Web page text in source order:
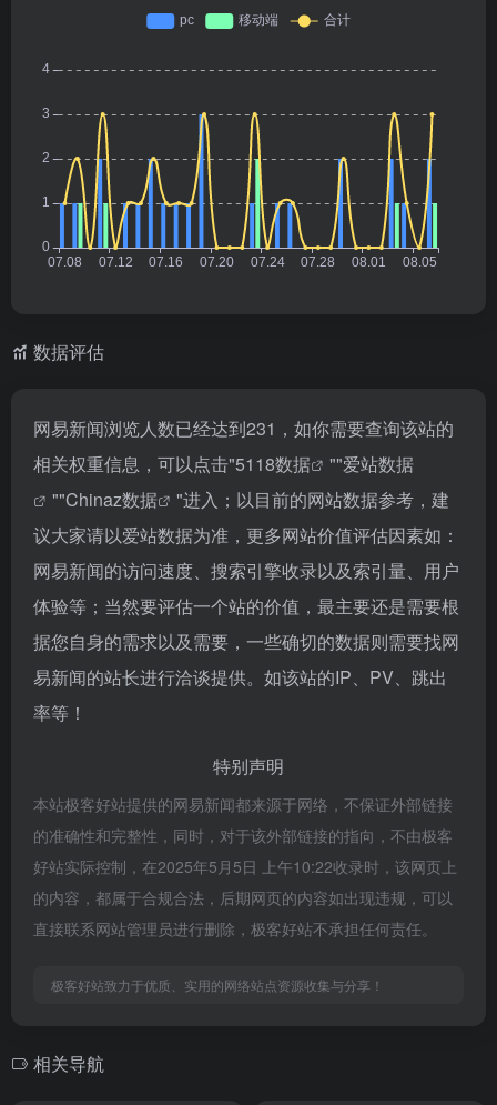
数据评估
网易新闻浏览人数已经达到231，如你需要查询该站的
相关权重信息，可以点击"5118数据 ""爱站数据
""Chinaz数据
"进入；以目前的网站数据参考，建
议大家请以爱站数据为准，更多网站价值评估因素如：
网易新闻的访问速度、搜索引擎收录以及索引量、用户
体验等；当然要评估一个站的价值，最主要还是需要根
据您自身的需求以及需要，一些确切的数据则需要找网
易新闻的站长进行洽谈提供。如该站的IP、PV、跳出
率等！
特别声明
本站极客好站提供的网易新闻都来源于网络，不保证外部链接
的准确性和完整性，同时，对于该外部链接的指向，不由极客
好站实际控制，在2025年5月5日 上午10:22收录时，该网页上
的内容，都属于合规合法，后期网页的内容如出现违规，可以
直接联系网站管理员进行删除，极客好站不承担任何责任。
极客好站致力于优质、实用的网络站点资源收集与分享！
相关导航